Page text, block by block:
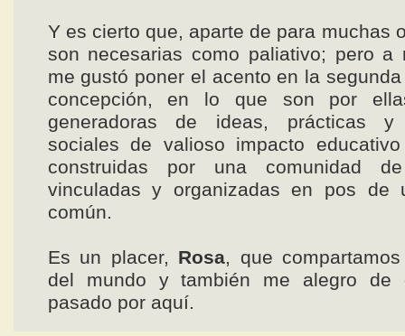
Y es cierto que, aparte de para muchas
son necesarias como paliativo; pero a
me gustó poner el acento en la
concepción, en lo que son por
generadoras de ideas, prácticas y
sociales de valioso impacto
construidas por una comunidad
vinculadas y organizadas en pos de
común.
Es un placer, Rosa, que
del mundo y también me alegro de
pasado por aquí.